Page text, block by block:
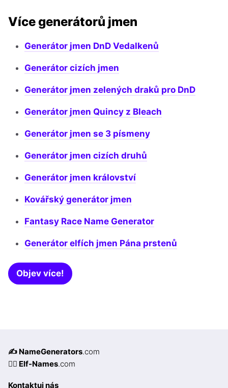
Více generátorů jmen
Generátor jmen DnD Vedalkenů
Generátor cizích jmen
Generátor jmen zelených draků pro DnD
Generátor jmen Quincy z Bleach
Generátor jmen se 3 písmeny
Generátor jmen cizích druhů
Generátor jmen království
Kovářský generátor jmen
Fantasy Race Name Generator
Generátor elfích jmen Pána prstenů
Objev více!
✍️ NameGenerators.com
🧝‍♀️ Elf-Names.com
Kontaktuj nás